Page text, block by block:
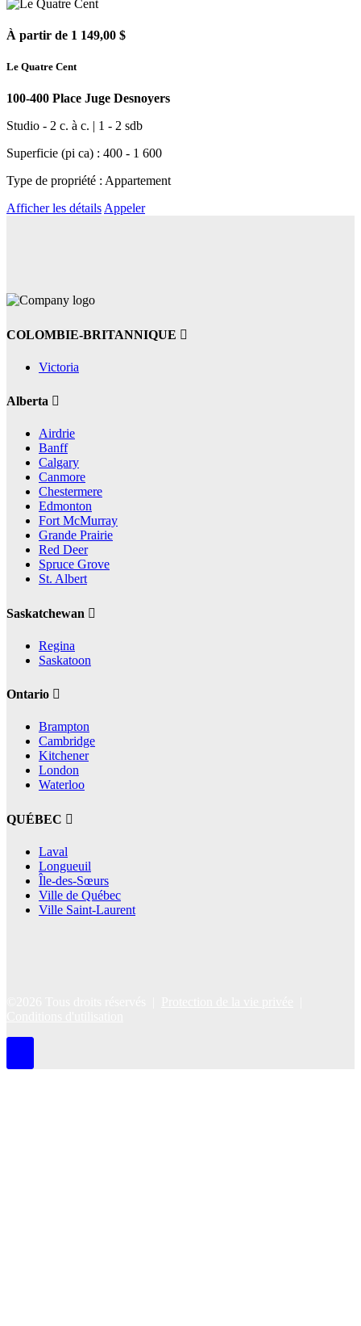
À partir de 1 149,00 $
Le Quatre Cent
100-400 Place Juge Desnoyers
Studio - 2 c. à c. | 1 - 2 sdb
Superficie (pi ca) : 400 - 1 600
Type de propriété : Appartement
Afficher les détails Appeler
COLOMBIE-BRITANNIQUE
Victoria
Alberta
Airdrie
Banff
Calgary
Canmore
Chestermere
Edmonton
Fort McMurray
Grande Prairie
Red Deer
Spruce Grove
St. Albert
Saskatchewan
Regina
Saskatoon
Ontario
Brampton
Cambridge
Kitchener
London
Waterloo
QUÉBEC
Laval
Longueuil
Île-des-Sœurs
Ville de Québec
Ville Saint-Laurent